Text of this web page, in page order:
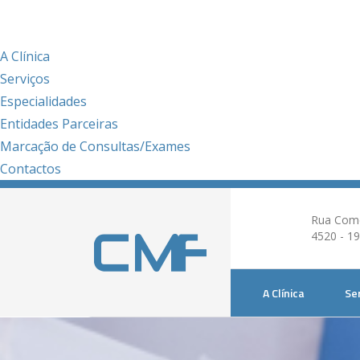
A Clínica
Serviços
Especialidades
Entidades Parceiras
Marcação de Consultas/Exames
Contactos
Rua
4520 -
A Clínica